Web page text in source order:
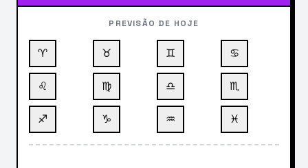
PREVISÃO DE HOJE
♈ ♉ ♊ ♋
♌ ♍ ♎ ♏
♐ ♑ ♒ ♓